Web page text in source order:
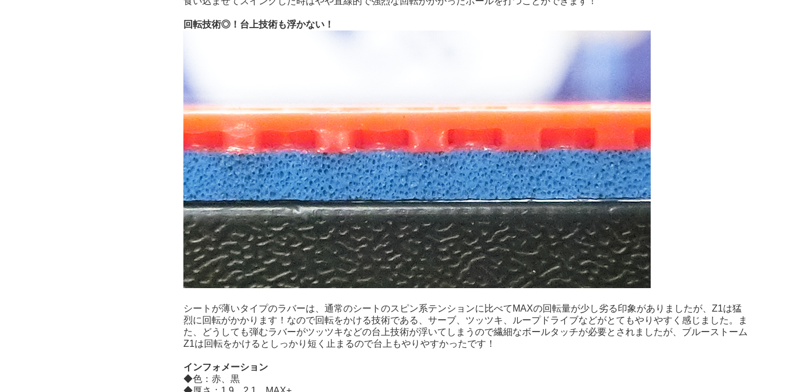
回転技術◎！台上技術も浮かない！
シートが薄いタイプのラバーは、通常のシートのスピン系テンションに比べてMAXの回転量が少し劣る印象がありましたが、Z1は猛
烈に回転がかかります！なので回転をかける技術である、サーブ、ツッツキ、ループドライブなどがとてもやりやすく感じました。ま
た、どうしても弾むラバーがツッツキなどの台上技術が浮いてしまうので繊細なボールタッチが必要とされましたが、ブルーストーム
Z1は回転をかけるとしっかり短く止まるので台上もやりやすかったです！
インフォメーション
◆色：赤、黒